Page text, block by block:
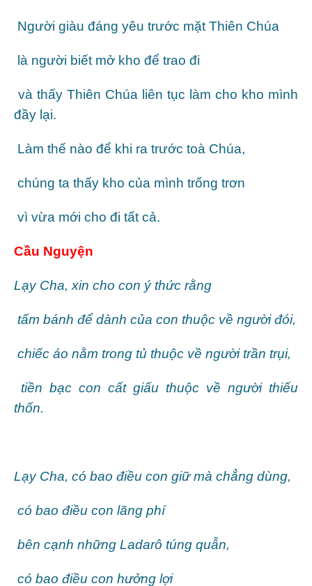
Người giàu đáng yêu trước mặt Thiên Chúa
là người biết mở kho để trao đi
và thấy Thiên Chúa liên tục làm cho kho mình
đầy lại.
Làm thế nào để khi ra trước toà Chúa,
chúng ta thấy kho của mình trống trơn
vì vừa mới cho đi tất cả.
Cầu Nguyện
Lạy Cha, xin cho con ý thức rằng
tấm bánh để dành của con thuộc về người đói,
chiếc áo nằm trong tủ thuộc về người trần trụi,
tiền bạc con cất giấu thuộc về người thiếu
thốn.
Lạy Cha, có bao điều con giữ mà chẳng dùng,
có bao điều con lãng phí
bên cạnh những Ladarô túng quẫn,
có bao điều con hưởng lợi